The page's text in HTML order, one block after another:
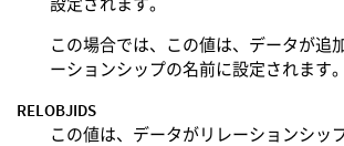
この場合では、この値は、データが追
ーションシップの名前に設定されます。
RELOBJIDS
この値は、データがリレーションシッ